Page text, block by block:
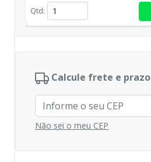
Qtd:
Calcule frete e prazo
Não sei o meu CEP